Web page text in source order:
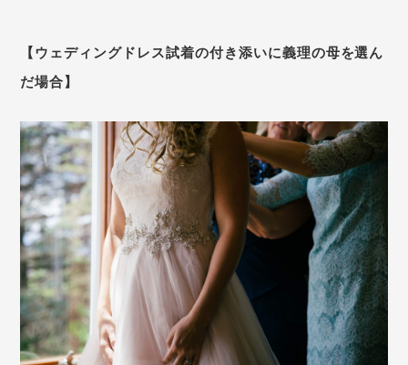
【ウェディングドレス試着の付き添いに義理の母を選ん
だ場合】